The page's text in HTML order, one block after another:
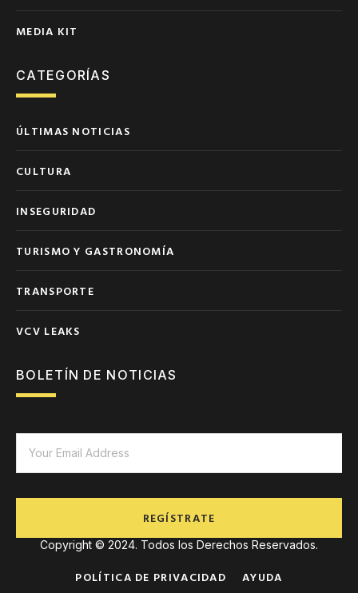
MEDIA KIT
CATEGORÍAS
ÚLTIMAS NOTICIAS
CULTURA
INSEGURIDAD
TURISMO Y GASTRONOMÍA
TRANSPORTE
VCV LEAKS
BOLETÍN DE NOTICIAS
REGÍSTRATE
Copyright © 2024. Todos los Derechos Reservados.
POLÍTICA DE PRIVACIDAD AYUDA